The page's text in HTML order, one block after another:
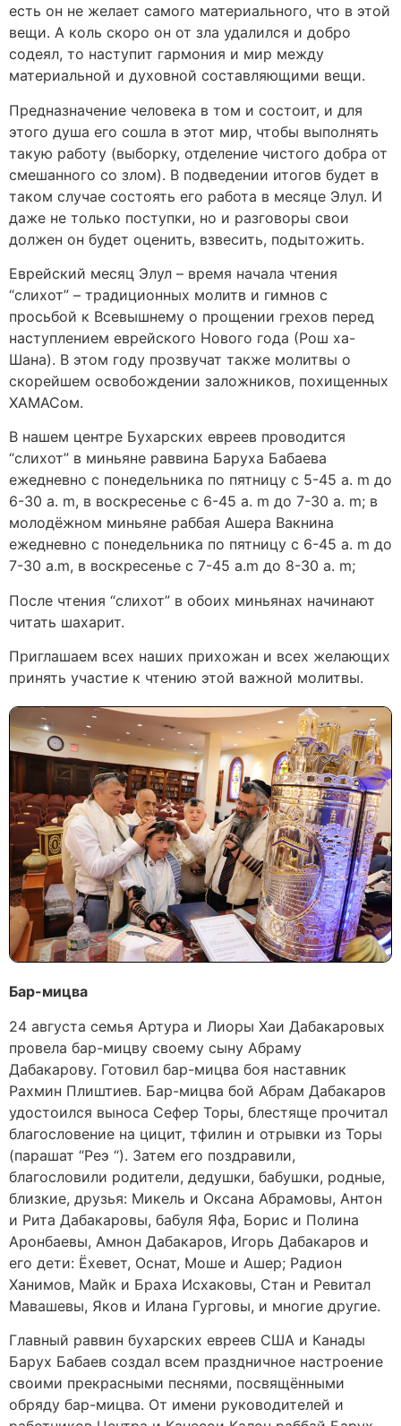
есть он не желает самого материального, что в этой
вещи. А коль скоро он от зла удалился и добро
содеял, то наступит гармония и мир между
материальной и духовной составляющими вещи.
Предназначение человека в том и состоит, и для
этого душа его сошла в этот мир, чтобы выполнять
такую работу (выборку, отделение чистого добра от
смешанного со злом). В подведении итогов будет в
таком случае состоять его работа в месяце Элул. И
даже не только поступки, но и разговоры свои
должен он будет оценить, взвесить, подытожить.
Еврейский месяц Элул – время начала чтения
“слихот” – традиционных молитв и гимнов с
просьбой к Всевышнему о прощении грехов перед
наступлением еврейского Нового года (Рош ха-
Шана). В этом году прозвучат также молитвы о
скорейшем освобождении заложников, похищенных
ХАМАСом.
В нашем центре Бухарских евреев проводится
“слихот” в миньяне раввина Баруха Бабаева
ежедневно с понедельника по пятницу с 5-45 a. m до
6-30 a. m, в воскресенье с 6-45 a. m до 7-30 а. m; в
молодёжном миньяне раббая Ашера Вакнина
ежедневно с понедельника по пятницу с 6-45 a. m до
7-30 a.m, в воскресенье с 7-45 a.m до 8-30 а. m;
После чтения “слихот” в обоих миньянах начинают
читать шахарит.
Приглашаем всех наших прихожан и всех желающих
принять участие к чтению этой важной молитвы.
Бар-мицва
24 августа семья Артура и Лиоры Хаи Дабакаровых
провела бар-мицву своему сыну Абраму
Дабакарову. Готовил бар-мицва боя наставник
Рахмин Плиштиев. Бар-мицва бой Абрам Дабакаров
удостоился выноса Сефер Торы, блестяще прочитал
благословение на цицит, тфилин и отрывки из Торы
(парашат “Реэ “). Затем его поздравили,
благословили родители, дедушки, бабушки, родные,
близкие, друзья: Микель и Оксана Абрамовы, Антон
и Рита Дабакаровы, бабуля Яфа, Борис и Полина
Аронбаевы, Амнон Дабакаров, Игорь Дабакаров и
его дети: Ёхевет, Оснат, Моше и Ашер; Радион
Ханимов, Майк и Браха Исхаковы, Стан и Ревитал
Мавашевы, Яков и Илана Гурговы, и многие другие.
Главный раввин бухарских евреев США и Канады
Барух Бабаев создал всем праздничное настроение
своими прекрасными песнями, посвящёнными
обряду бар-мицва. От имени руководителей и